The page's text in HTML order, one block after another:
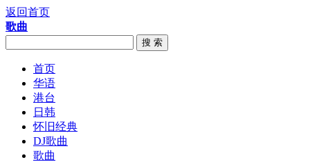
返回首页
歌曲
搜 索
首页
华语
港台
日韩
怀旧经典
DJ歌曲
歌曲